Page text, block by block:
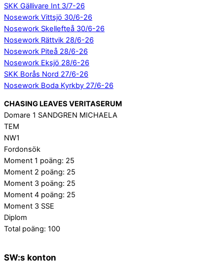
SKK Gällivare Int 3/7-26
Nosework Vittsjö 30/6-26
Nosework Skellefteå 30/6-26
Nosework Rättvik 28/6-26
Nosework Piteå 28/6-26
Nosework Eksjö 28/6-26
SKK Borås Nord 27/6-26
Nosework Boda Kyrkby 27/6-26
CHASING LEAVES VERITASERUM
Domare 1 SANDGREN MICHAELA
TEM
NW1
Fordonsök
Moment 1 poäng: 25
Moment 2 poäng: 25
Moment 3 poäng: 25
Moment 4 poäng: 25
Moment 3 SSE
Diplom
Total poäng: 100
SW:s konton